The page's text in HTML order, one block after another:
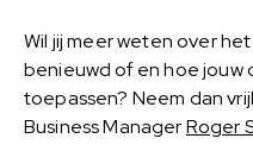
Wil jij meer weten over
benieuwd of en hoe jouw
toepassen? Neem dan
Business ManagerRoger